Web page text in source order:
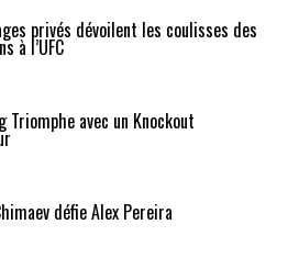
privés dévoilent les coulisses des
à l’UFC
Triomphe avec un Knockout
défie Alex Pereira